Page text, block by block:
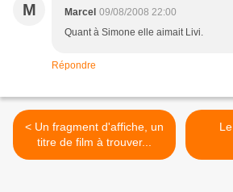
M Marcel 09/08/2008 22:00
Quant à Simone elle aimait Livi.
Répondre
< Un fragment d'affiche, un
titre de film à trouver...